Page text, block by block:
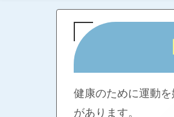
健康のために運動
があります。